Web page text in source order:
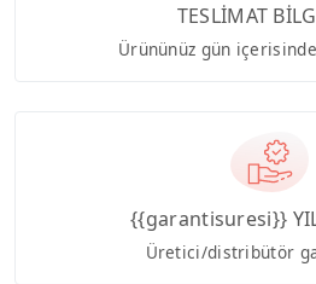
TESLİMAT
Ürününüz gün
{{garantisuresi}}
Üretici/distribütör